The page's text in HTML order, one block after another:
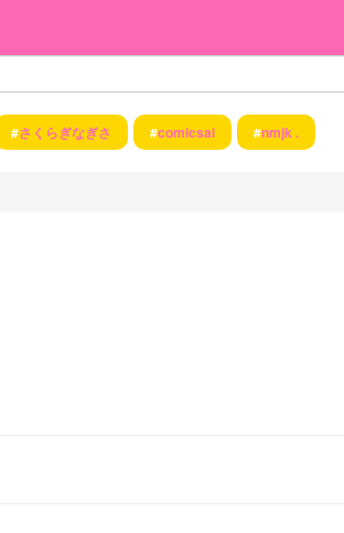
#さくらぎなぎさ #comicsai #nmjk .